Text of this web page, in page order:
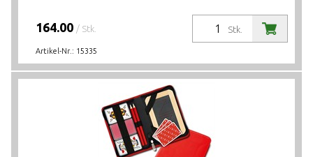
Stk.
164.00 / Stk.
Artikel-Nr.: 15335